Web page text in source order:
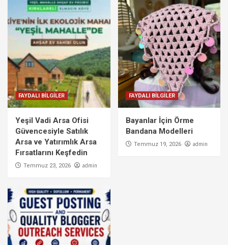
FAYDALI BİLGİLER
Yeşil Vadi Arsa Ofisi
Güvencesiyle Satılık
Arsa ve Yatırımlık Arsa
Fırsatlarını Keşfedin
Temmuz 23, 2026 admin
FAYDALI BİLGİLER
Bayanlar İçin Örme
Bandana Modelleri
Temmuz 19, 2026 admin